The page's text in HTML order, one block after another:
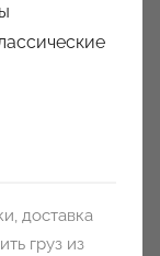
, доставка
груз из